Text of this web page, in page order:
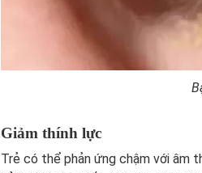
Giảm thính lực
Trẻ có thể phản ứng chậm với âm